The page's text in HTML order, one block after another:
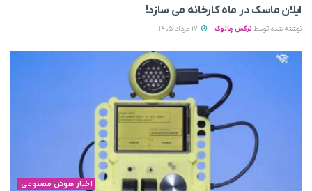
ایلان ماسک در ماه کارخانه می سازد!
نوشته شده توسط نرگس چالوک
اخبار هوش مصنوعی